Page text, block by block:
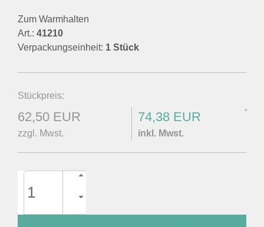
Zum Warmhalten
Art.: 41210
Verpackungseinheit: 1 Stück
Stückpreis:
62,50 EUR
zzgl. Mwst.
74,38 EUR *
inkl. Mwst.